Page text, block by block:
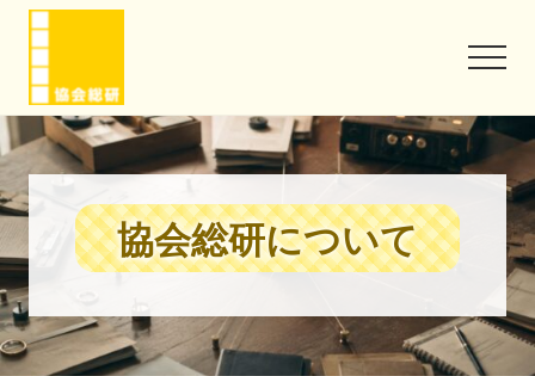
Menu
Skip
main
content
Skip
footer
協
会
と
い
う
頼
を
味
方
に
協会総研について